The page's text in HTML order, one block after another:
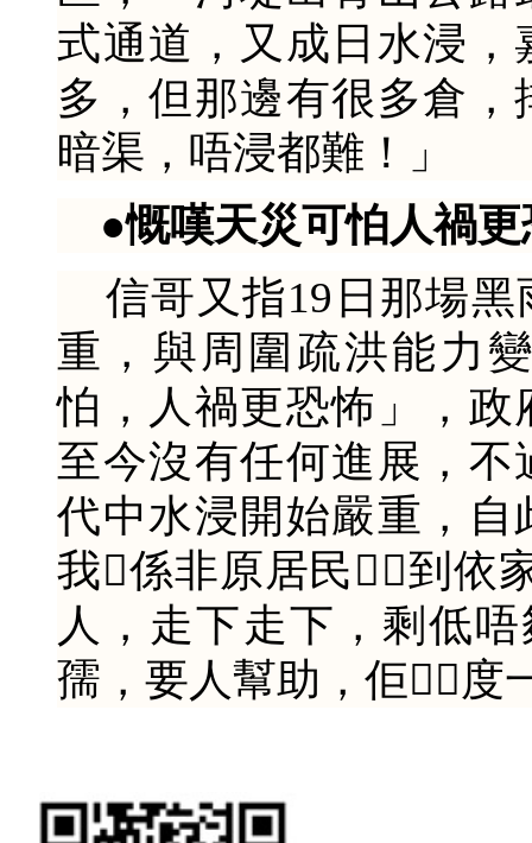
式通道，又成日水浸
多，但那邊有很多倉
暗渠，唔浸都難！」
●慨嘆天災可怕人禍
信哥又指19日那場黑
重，與周圍疏洪能力
怕，人禍更恐怖」，
至今沒有任何進展，
代中水浸開始嚴重，
我係非原居民，到依
人，走下走下，剩低
孺，要人幫助，佢度